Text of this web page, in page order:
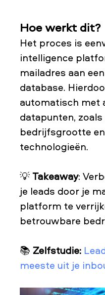
Hoe werkt dit?
Het proces is
intelligence
mailadres aan
database.
automatisch met
datapunten,
bedrijfsgrootte
technologieën.
💡 Takeaway:
je leads door je
platform te
betrouwbare
📚 Zelfstudie:
meeste uit je